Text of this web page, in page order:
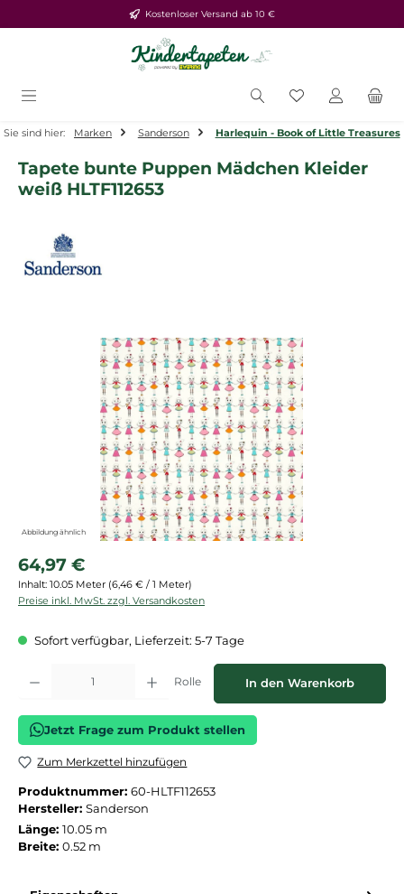
Zum Hauptinhalt springenKostenloser Versand ab 10 €
Du hast 0
Sie sind hier: Marken Sanderson Harlequin - Book of Little Treasures
Tapete bunte Puppen Mädchen Kleider
weiß HLTF112653
Bildergalerie überspringen
Abbildung ähnlich
Regulärer Preis:
64,97 €
Inhalt: 10.05 Meter (6,46 € / 1 Meter)
Preise inkl. MwSt. zzgl. Versandkosten
Sofort verfügbar, Lieferzeit: 5-7 Tage
Produkt Anzahl: Gib den gewünschten Wert ein oder benutze die
Rolle In den Warenkorb
Jetzt Frage zum Produkt stellen
Zum Merkzettel hinzufügen
Produktnummer: 60-HLTF112653
Hersteller: Sanderson
Länge: 10.05 m
Breite: 0.52 m